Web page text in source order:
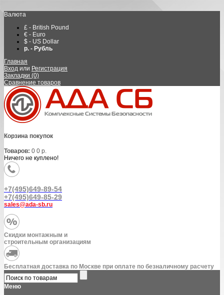
Валюта
£ - British Pound
€ - Euro
$ - US Dollar
р. - Рубль
Главная
Вход или Регистрация
Закладки (0)
Сравнение товаров
Корзина покупок
Товаров: 0 0 р.
Ничего не куплено!
+7(495)649-89-54
+7(495)649-85-29
sales@ada-sb.ru
Скидки монтажным и
строительным организациям
Бесплатная доставка по Москве при оплате по безналичному расчету
Меню